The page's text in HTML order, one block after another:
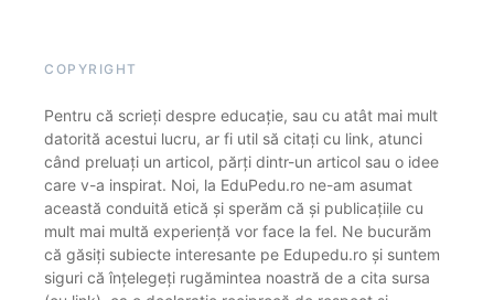
COPYRIGHT
Pentru că scrieți despre educație, sau cu atât mai mult
datorită acestui lucru, ar fi util să citați cu link, atunci
când preluați un articol, părți dintr-un articol sau o idee
care v-a inspirat. Noi, la EduPedu.ro ne-am asumat
această conduită etică și sperăm că și publicațiile cu
mult mai multă experiență vor face la fel. Ne bucurăm
că găsiți subiecte interesante pe Edupedu.ro și suntem
siguri că înțelegeți rugămintea noastră de a cita sursa